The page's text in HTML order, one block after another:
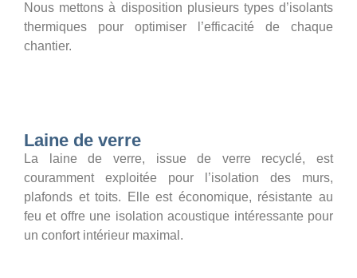
Nous mettons à disposition plusieurs types d’isolants
thermiques pour optimiser l’efficacité de chaque
chantier.
Laine de verre
La laine de verre, issue de verre recyclé, est
couramment exploitée pour l’isolation des murs,
plafonds et toits. Elle est économique, résistante au
feu et offre une isolation acoustique intéressante pour
un confort intérieur maximal.